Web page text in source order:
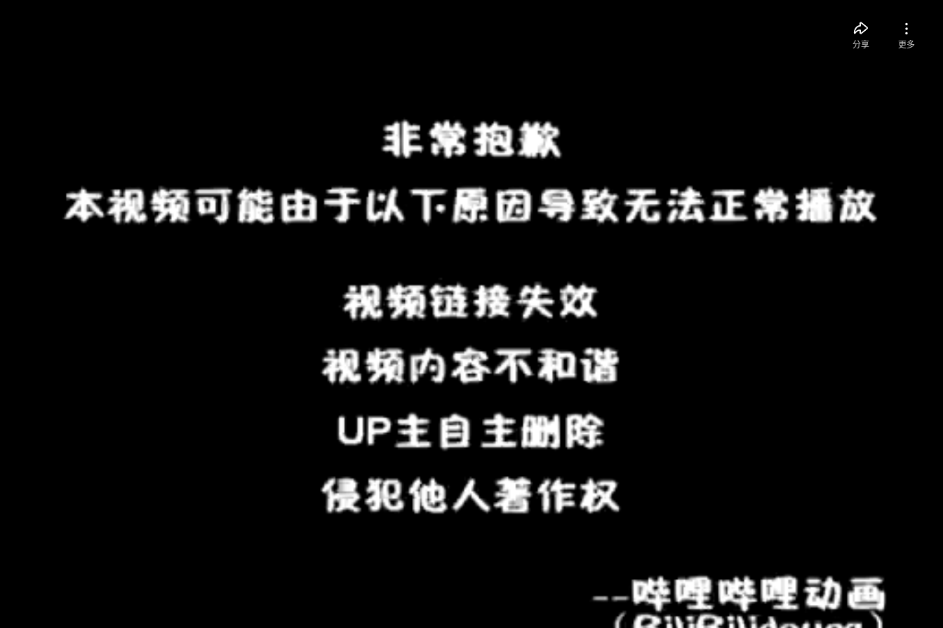
分享 更多